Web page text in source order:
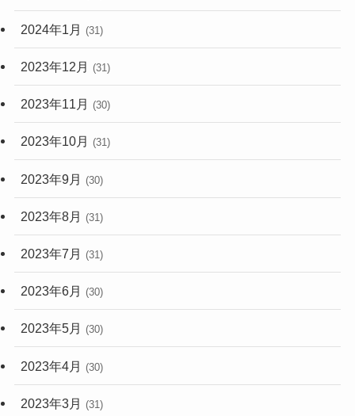
2024年1月 (31)
2023年12月 (31)
2023年11月 (30)
2023年10月 (31)
2023年9月 (30)
2023年8月 (31)
2023年7月 (31)
2023年6月 (30)
2023年5月 (30)
2023年4月 (30)
2023年3月 (31)